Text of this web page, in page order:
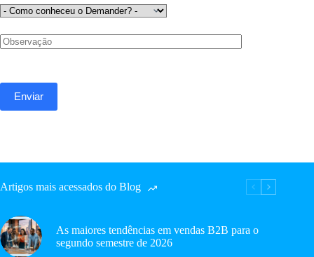
Artigos mais acessados do Blog
As maiores tendências em vendas B2B para o
segundo semestre de 2026